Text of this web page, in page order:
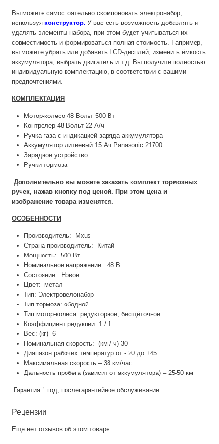
Вы можете самостоятельно скомпоновать электронабор,
используя конструктор. У вас есть возможность добавлять и
удалять элементы набора, при этом будет учитываться их
совместимость и формироваться полная стоимость. Например,
вы можете убрать или добавить LCD-дисплей, изменить ёмкость
аккумулятора, выбрать двигатель и т.д. Вы получите полностью
индивидуальную комплектацию, в соответствии с вашими
предпочтениями.
КОМПЛЕКТАЦИЯ
Мотор-колесо 48 Вольт 500 Вт
Контролер 48 Вольт 22 А/ч
Ручка газа с индикацией заряда аккумулятора
Аккумулятор литиевый 15 Ач Panasonic 21700
Зарядное устройство
Ручки тормоза
Дополнительно вы можете заказать комплект тормозных
ручек, нажав кнопку под ценой. При этом цена и
изображение товара изменятся.
ОСОБЕННОСТИ
Производитель: Mxus
Страна производитель: Китай
Мощность: 500 Вт
Номинальное напряжение: 48 В
Состояние: Новое
Цвет: метал
Тип: Электровелонабор
Тип тормоза: ободной
Тип мотор-колеса: редукторное, бесщёточное
Коэффициент редукции: 1 / 1
Вес: (кг) 6
Номинальная скорость: (км / ч) 30
Диапазон рабочих температур от - 20 до +45
Максимальная скорость – 38 км/час
Дальность пробега (зависит от аккумулятора) – 25-50 км
Гарантия 1 год, послегарантийное обслуживание.
Рецензии
Еще нет отзывов об этом товаре.